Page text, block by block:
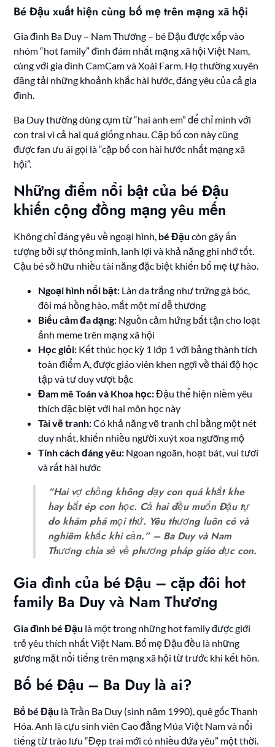
Bé Đậu xuất hiện cùng bố mẹ trên mạng xã hội
Gia đình Ba Duy – Nam Thương – bé Đậu được xếp vào
nhóm “hot family” đình đám nhất mạng xã hội Việt Nam,
cùng với gia đình CamCam và Xoài Farm. Họ thường xuyên
đăng tải những khoảnh khắc hài hước, đáng yêu của cả gia
đình.
Ba Duy thường dùng cụm từ “hai anh em” để chỉ mình với
con trai vì cả hai quá giống nhau. Cặp bố con này cũng
được fan ưu ái gọi là “cặp bố con hài hước nhất mạng xã
hội”.
Những điểm nổi bật của bé Đậu
khiến cộng đồng mạng yêu mến
Không chỉ đáng yêu về ngoại hình, bé Đậu còn gây ấn
tượng bởi sự thông minh, lanh lợi và khả năng ghi nhớ tốt.
Cậu bé sở hữu nhiều tài năng đặc biệt khiến bố mẹ tự hào.
Ngoại hình nổi bật: Làn da trắng như trứng gà bóc,
đôi má hồng hào, mắt một mí dễ thương
Biểu cảm đa dạng: Nguồn cảm hứng bất tận cho loạt
ảnh meme trên mạng xã hội
Học giỏi: Kết thúc học kỳ 1 lớp 1 với bảng thành tích
toàn điểm A, được giáo viên khen ngợi về thái độ học
tập và tư duy vượt bậc
Đam mê Toán và Khoa học:Đậu thể hiện niềm yêu
thích đặc biệt với hai môn học này
Tài vẽ tranh:Có khả năng vẽ tranh chỉ bằng một nét
duy nhất, khiến nhiều người xuýt xoa ngưỡng mộ
Tính cách đáng yêu: Ngoan ngoãn, hoạt bát, vui tươi
và rất hài hước
“Hai vợ chồng không dạy con quá khắt khe
hay bắt ép con học. Cả hai đều muốn Đậu tự
do khám phá mọi thứ. Yêu thương luôn có và
nghiêm khắc khi cần.” – Ba Duy và Nam
Thương chia sẻ về phương pháp giáo dục con.
Gia đình của bé Đậu – cặp đôi hot
family Ba Duy và Nam Thương
Gia đình bé Đậu là một trong những hot family được giới
trẻ yêu thích nhất Việt Nam. Bố mẹ Đậu đều là những
gương mặt nổi tiếng trên mạng xã hội từ trước khi kết hôn.
Bố bé Đậu – Ba Duy là ai?
Bố bé Đậu là Trần Ba Duy (sinh năm 1990), quê gốc Thanh
Hóa. Anh là cựu sinh viên Cao đẳng Múa Việt Nam và nổi
tiếng từ trào lưu “Đẹp trai mới có nhiều đứa yêu” một thời.